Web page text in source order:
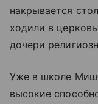
накрывается
ходили в
дочери
Уже в школе
высокие